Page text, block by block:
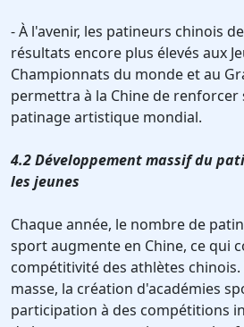
- À l'avenir, les patineurs chinois
résultats encore plus élevés aux
Championnats du monde et au
permettra à la Chine de renforcer
patinage artistique mondial.
4.2 Développement massif du
les jeunes
Chaque année, le nombre de
sport augmente en Chine, ce qui
compétitivité des athlètes
masse, la création d'académies
participation à des compétitions